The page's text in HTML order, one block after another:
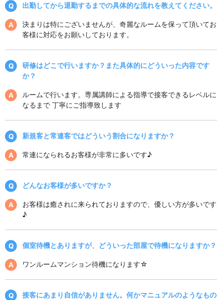
出勤してから退勤するまでの具体的な流れを教えてください。
決まりは特にございませんが、奇麗なルームを保って頂いてお
客様に対応をお願いしております。
研修はどこで行いますか？また具体的にどういった内容です
か？
ルームで行います。専属講師による指導で接客できるレベルに
なるまで 丁寧にご指導致します
新規客と常連客ではどういう割合になりますか？
常連になられるお客様が非常に多いです♪
どんなお客様が多いですか？
お客様は癒されに来られておりますので、優しい方が多いです
♪
個室待機とありますが、どういった部屋で待機になりますか？
ワンルームマンション待機になります☆
接客にあまり自信がありません。何かマニュアルのようなもの